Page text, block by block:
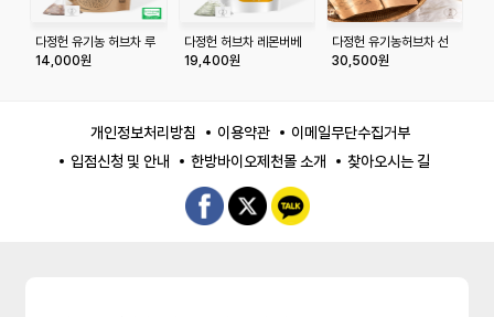
다정헌 유기농 허브차 루
이보스오렌지 20티백
14,000원
다정헌 허브차 레몬버베
나 50티백+50티백
19,400원
다정헌 유기농허브차 선
물세트
30,500원
개인정보처리방침 이용약관
이메일무단수집거부
입점신청 및 안내
한방바이오제천몰 소개 찾아오시는 길